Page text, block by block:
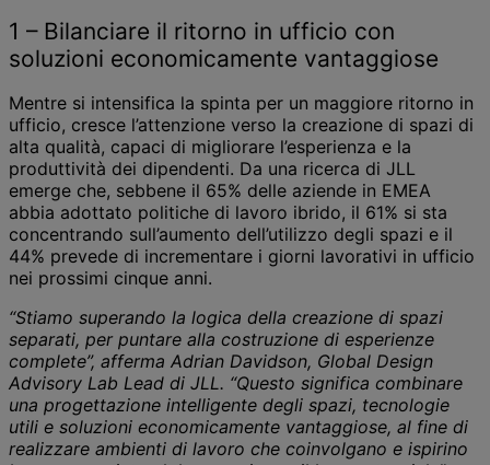
1 – Bilanciare il ritorno in ufficio con
soluzioni economicamente vantaggiose
Mentre si intensifica la spinta per un maggiore ritorno in
ufficio, cresce l’attenzione verso la creazione di spazi di
alta qualità, capaci di migliorare l’esperienza e la
produttività dei dipendenti. Da una ricerca di JLL
emerge che, sebbene il 65% delle aziende in EMEA
abbia adottato politiche di lavoro ibrido, il 61% si sta
concentrando sull’aumento dell’utilizzo degli spazi e il
44% prevede di incrementare i giorni lavorativi in ufficio
nei prossimi cinque anni.
“Stiamo superando la logica della creazione di spazi
separati, per puntare alla costruzione di esperienze
complete”, afferma Adrian Davidson, Global Design
Advisory Lab Lead di JLL. “Questo significa combinare
una progettazione intelligente degli spazi, tecnologie
utili e soluzioni economicamente vantaggiose, al fine di
realizzare ambienti di lavoro che coinvolgano e ispirino